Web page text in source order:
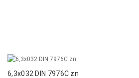
6,3x032 DIN 7976C zn